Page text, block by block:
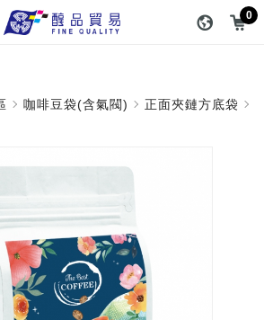
)_正面夾鏈方底
的包裝資材專
0
單
咖啡豆袋(含氣閥)
正面夾鏈方底袋